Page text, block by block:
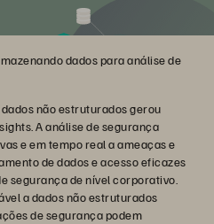
dados para análise de
não estruturados gerou
A análise de segurança
e em tempo real a ameaças e
de dados e acesso eficazes
segurança de nível corporativo.
a dados não estruturados
de segurança podem